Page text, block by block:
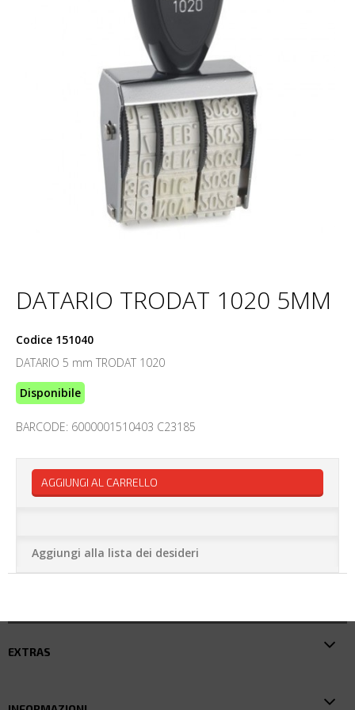
DATARIO TRODAT 1020 5MM
Codice 151040
DATARIO 5 mm TRODAT 1020
Disponibile
BARCODE: 6000001510403 C23185
AGGIUNGI AL CARRELLO
Aggiungi alla lista dei desideri
EXTRAS